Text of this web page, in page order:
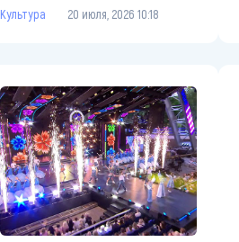
Культура 20 июля, 2026 10:18